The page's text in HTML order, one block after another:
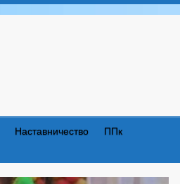
Наставничество ППк